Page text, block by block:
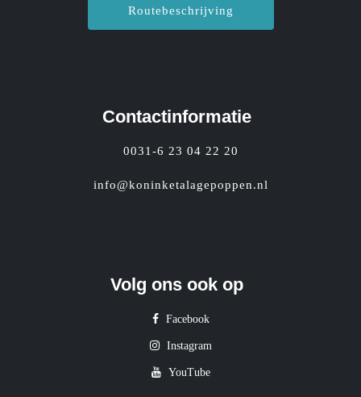
Routebeschrijving
Contactinformatie
0031-6 23 04 22 20
info@koninketalagepoppen.nl
Volg ons ook op
Facebook
Instagram
YouTube